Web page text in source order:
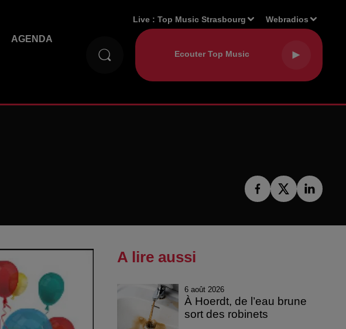
AGENDA
Live :Top Music Strasbourg Webradios
A lire aussi
6 août 2026
À Hoerdt, de l’eau brune
sort des robinets